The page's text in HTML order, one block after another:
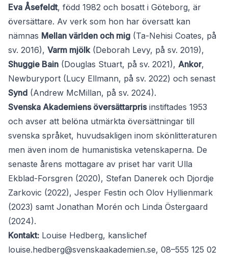
Eva Åsefeldt, född 1982 och bosatt i Göteborg, är
översättare. Av verk som hon har översatt kan
nämnas Mellan världen och mig (Ta-Nehisi Coates, på
sv. 2016), Varm mjölk(Deborah Levy, på sv. 2019),
Shuggie Bain (Douglas Stuart, på sv. 2021), Ankor,
Newburyport (Lucy Ellmann, på sv. 2022) och senast
Synd (Andrew McMillan, på sv. 2024).
Svenska Akademiens översättarprisinstiftades 1953
och avser att belöna utmärkta översättningar till
svenska språket, huvudsakligen inom skönlitteraturen
men även inom de humanistiska vetenskaperna. De
senaste årens mottagare av priset har varit Ulla
Ekblad-Forsgren (2020), Stefan Danerek och Djordje
Zarkovic (2022), Jesper Festin och Olov Hyllienmark
(2023) samt Jonathan Morén och Linda Östergaard
(2024).
Kontakt: Louise Hedberg, kanslichef
louise.hedberg@svenskaakademien.se, 08–555 125 02